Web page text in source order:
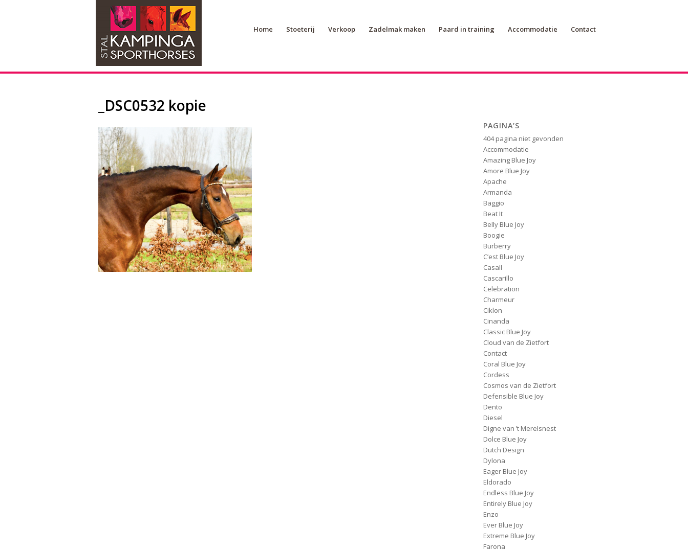
Home Stoeterij Verkoop Zadelmak maken Paard in training Accommodatie Contact
_DSC0532 kopie
PAGINA’S
404 pagina niet gevonden
Accommodatie
Amazing Blue Joy
Amore Blue Joy
Apache
Armanda
Baggio
Beat It
Belly Blue Joy
Boogie
Burberry
C’est Blue Joy
Casall
Cascarillo
Celebration
Charmeur
Ciklon
Cinanda
Classic Blue Joy
Cloud van de Zietfort
Contact
Coral Blue Joy
Cordess
Cosmos van de Zietfort
Defensible Blue Joy
Dento
Diesel
Digne van ’t Merelsnest
Dolce Blue Joy
Dutch Design
Dylona
Eager Blue Joy
Eldorado
Endless Blue Joy
Entirely Blue Joy
Enzo
Ever Blue Joy
Extreme Blue Joy
Farona